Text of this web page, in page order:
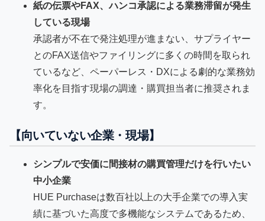
紙の伝票やFAX、ハンコ承認による業務滞留が発生
している現場
承認者が不在で発注処理が進まない、サプライヤー
とのFAX送信やファイリングに多くの時間を取られ
ているなど、ペーパーレス・DXによる劇的な業務効
率化を目指す現場の調達・購買担当者に推奨されま
す。
【向いていない企業・現場】
シンプルで安価に間接材の購買管理だけを行いたい
中小企業
HUE Purchaseは数百社以上の大手企業での導入実
績に基づいた高度で多機能なシステムであるため、